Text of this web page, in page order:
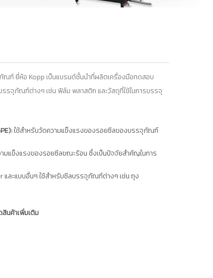
ณฑ์ ยี่ห้อ Kopp เป็นแบรนด์ชั้นนำที่ผลิตเครื่องมือทดสอบ
จุภัณฑ์ต่างๆ เช่น ฟิล์ม พลาสติก และวัสดุที่ใช้ในการบรรจุ
ใช้สำหรับวัดความแข็งแรงของรอยซีลของบรรจุภัณฑ์
มแข็งแรงของรอยซีลขณะร้อน ซึ่งเป็นปัจจัยสำคัญในการ
ละแบบอื่นๆ ใช้สำหรับซีลบรรจุภัณฑ์ต่างๆ เช่น ถุง
นค้าเพิ่มเติม